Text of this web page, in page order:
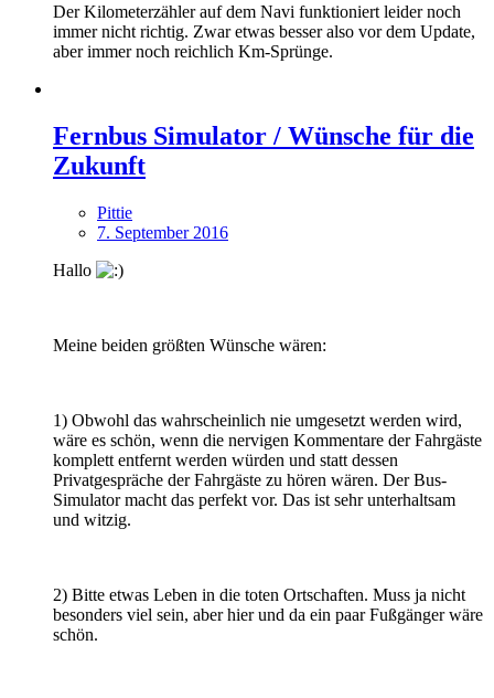
Der Kilometerzähler auf dem Navi funktioniert leider noch
immer nicht richtig. Zwar etwas besser also vor dem Update,
aber immer noch reichlich Km-Sprünge.
Fernbus Simulator / Wünsche für die
Zukunft
Pittie
7. September 2016
Hallo
Meine beiden größten Wünsche wären:
1) Obwohl das wahrscheinlich nie umgesetzt werden wird,
wäre es schön, wenn die nervigen Kommentare der Fahrgäste
komplett entfernt werden würden und statt dessen
Privatgespräche der Fahrgäste zu hören wären. Der Bus-
Simulator macht das perfekt vor. Das ist sehr unterhaltsam
und witzig.
2) Bitte etwas Leben in die toten Ortschaften. Muss ja nicht
besonders viel sein, aber hier und da ein paar Fußgänger wäre
schön.